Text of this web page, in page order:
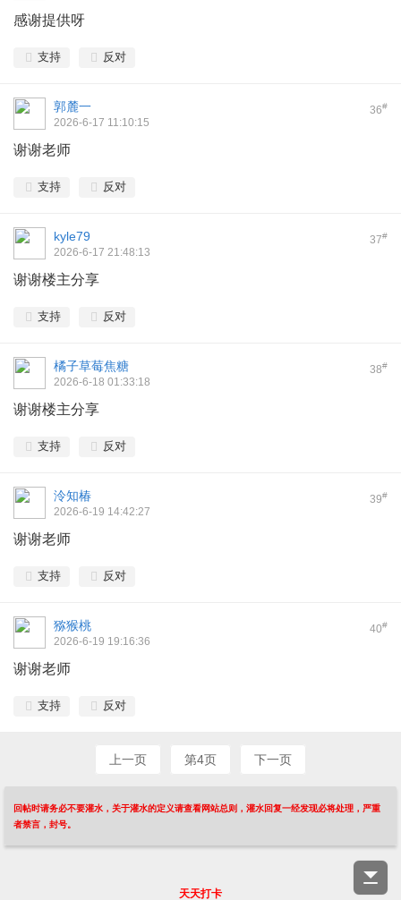
感谢提供呀
支持 反对
36#
郭麓一
2026-6-17 11:10:15
谢谢老师
支持 反对
37#
kyle79
2026-6-17 21:48:13
谢谢楼主分享
支持 反对
38#
橘子草莓焦糖
2026-6-18 01:33:18
谢谢楼主分享
支持 反对
39#
泠知椿
2026-6-19 14:42:27
谢谢老师
支持 反对
40#
猕猴桃
2026-6-19 19:16:36
谢谢老师
支持 反对
上一页 第4页 下一页
回帖时请务必不要灌水，关于灌水的定义请查看网站总则，灌水回复一经发现必将处理，严重
者禁言，封号。
天天打卡